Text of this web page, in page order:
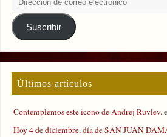
Suscribir
Últimos artículos
Contemplemos este icono de Andrej Ruvlev.
Hoy 4 de diciembre, día de SAN JUAN